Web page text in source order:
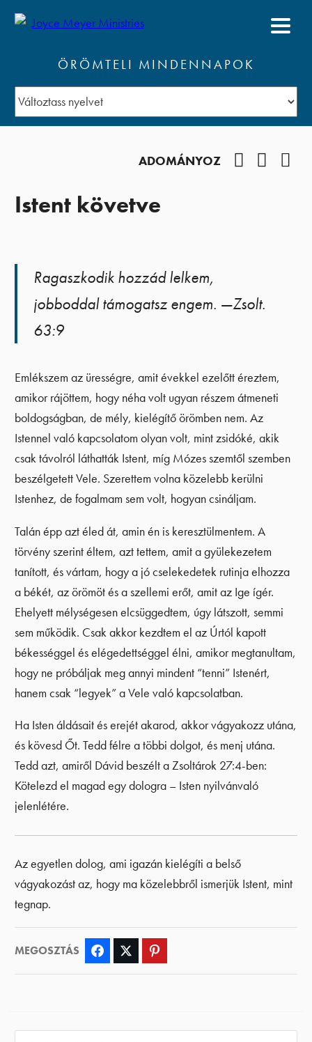
ÖRÖMTELI MINDENNAPOK
ADOMÁNYOZ
Istent követve
Ragaszkodik hozzád lelkem,
jobboddal támogatsz engem. —Zsolt.
63:9
Emlékszem az ürességre, amit évekkel ezelőtt éreztem,
amikor rájöttem, hogy néha volt ugyan részem átmeneti
boldogságban, de mély, kielégítő örömben nem. Az
Istennel való kapcsolatom olyan volt, mint zsidóké, akik
csak távolról láthatták Istent, míg Mózes szemtől szemben
beszélgetett Vele. Szerettem volna közelebb kerülni
Istenhez, de fogalmam sem volt, hogyan csináljam.
Talán épp azt éled át, amin én is keresztülmentem. A
törvény szerint éltem, azt tettem, amit a gyülekezetem
tanított, és vártam, hogy a jó cselekedetek rutinja elhozza
a békét, az örömöt és a szellemi erőt, amit az Ige ígér.
Ehelyett mélységesen elcsüggedtem, úgy látszott, semmi
sem működik. Csak akkor kezdtem el az Úrtól kapott
békességgel és elégedettséggel élni, amikor megtanultam,
hogy ne próbáljak meg annyi mindent “tenni” Istenért,
hanem csak “legyek” a Vele való kapcsolatban.
Ha Isten áldásait és erejét akarod, akkor vágyakozz utána,
és kövesd Őt. Tedd félre a többi dolgot, és menj utána.
Tedd azt, amiről Dávid beszélt a Zsoltárok 27:4-ben:
Kötelezd el magad egy dologra – Isten nyilvánvaló
jelenlétére.
Az egyetlen dolog, ami igazán kielégíti a belső
vágyakozást az, hogy ma közelebbről ismerjük Istent, mint
tegnap.
MEGOSZTÁS Facebook Twitter